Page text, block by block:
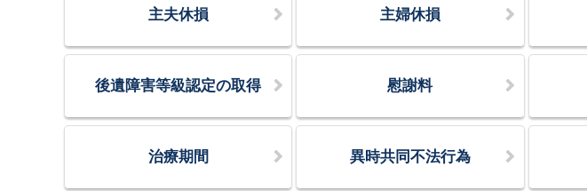
主夫休損 主婦休損
後遺障害等級認定の取得 慰謝料
治療期間 異時共同不法行為